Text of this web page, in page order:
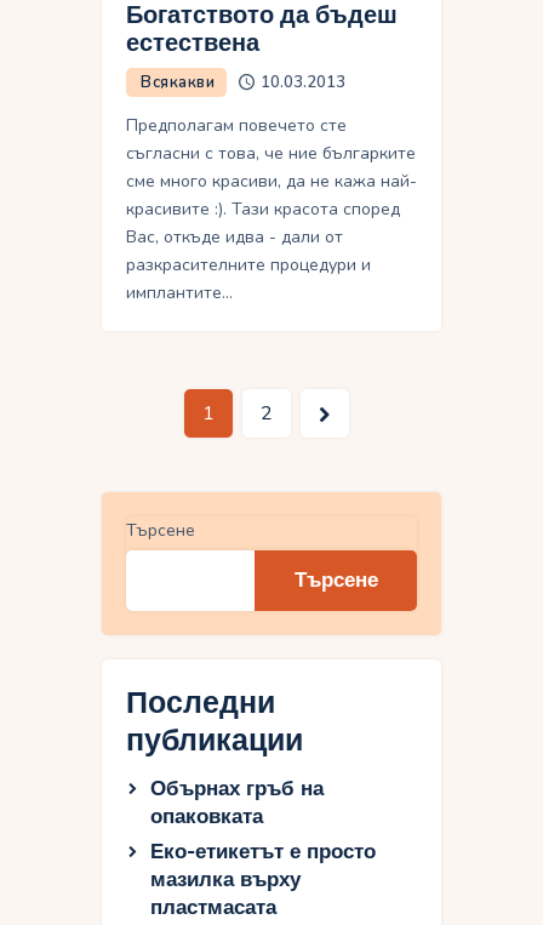
Богатството да бъдеш
естествена
Всякакви 10.03.2013
Предполaгам повечето сте
съгласни с това, че ние българките
сме много красиви, да не кажа най-
красивите :). Тази красота според
Вас, откъде идва - дали от
разкрасителните процедури и
имплантите…
Разделяне
страници
Page
1 Page
2
>
Търсене
Търсене
Последни
публикации
Обърнах гръб на
опаковката
Еко-етикетът е просто
мазилка върху
пластмасата